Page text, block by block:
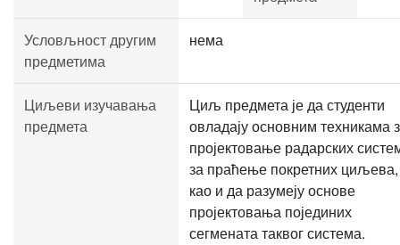
Условљност другим
предметима
нема
Циљеви изучавања
предмета
Циљ предмета је да студенти
овладају основним техникама
пројектовање радарских
за праћење покретних циљева,
као и да разумеју основе
пројектовања појединих
сегмената таквог система.